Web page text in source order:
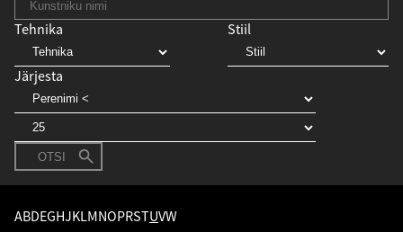
Tehnika Stiil
Järjesta
OTSI
ABDEGHJKLMNOPRSTUVW